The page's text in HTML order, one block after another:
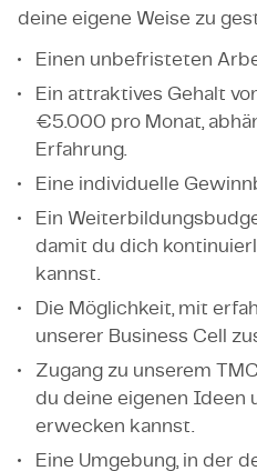
deine eigene Weise zu
Einen unbefristeten
Ein attraktives Gehalt
€5.000 pro Monat,
Erfahrung.
Eine individuelle
Ein
damit du dich
kannst.
Die Möglichkeit, mit
unserer Business Cell
Zugang zu unserem
du deine eigenen Ideen
erwecken kannst.
Eine Umgebung, in der